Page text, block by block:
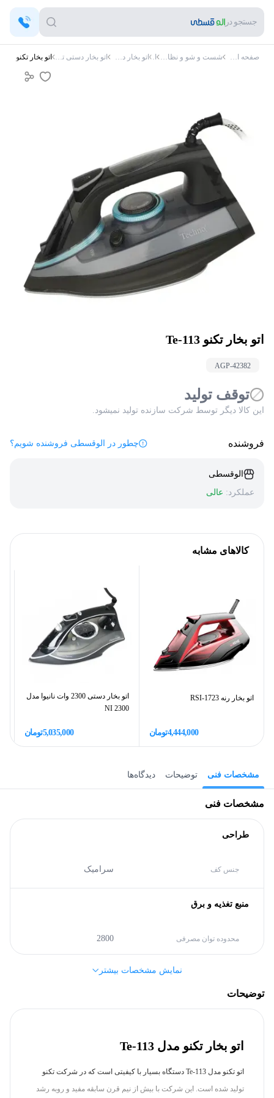
جستجو در
صفحه اصلی شست و شو و نظافت اتو اتو بخار دستی اتو بخار دستی تکنو اتو بخار تکنو Te-113
اتو بخار تکنو Te-113
AGP-42382
توقف تولید
این کالا دیگر توسط شرکت سازنده تولید نمیشود.
فروشنده چطور در الوقسطی فروشنده شویم؟
الوقسطی
عملکرد: عالی
کالاهای مشابه
اتو بخار رنه RSI-1723
4,444,000تومان
اتو بخار دستی 2300 وات نانیوا مدل
NI 2300
5,035,000تومان
مشخصات فنی توضیحات دیدگاه‌ها
مشخصات فنی
طراحی
جنس کف سرامیک
منبع تغذیه و برق
محدوده توان مصرفی 2800
170 سانتی‌متر
مشخصات کلی
برند
نمایش مشخصات بیشتر
توضیحات
اتو بخار تکنو مدل Te-113
اتو تکنو مدل Te-113 دستگاه بسیار با کیفیتی است که در شرکت تکنو
تولید شده است. این شرکت با بیش از نیم قرن سابقه مفید و روبه رشد